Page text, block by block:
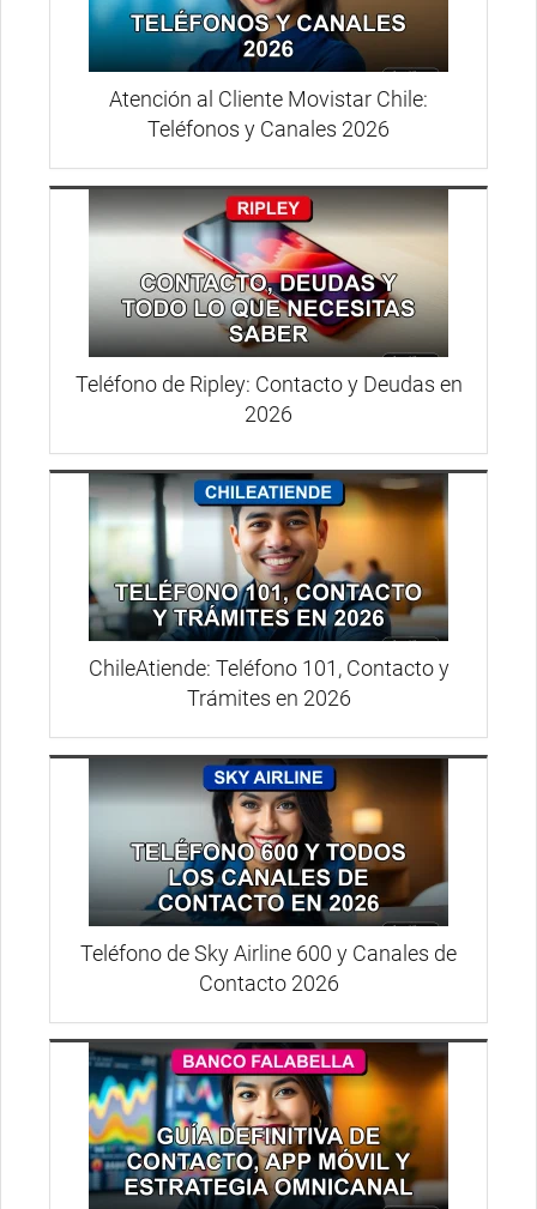
Atención al Cliente Movistar Chile:
Teléfonos y Canales 2026
Teléfono de Ripley: Contacto y Deudas en
2026
ChileAtiende: Teléfono 101, Contacto y
Trámites en 2026
Teléfono de Sky Airline 600 y Canales de
Contacto 2026